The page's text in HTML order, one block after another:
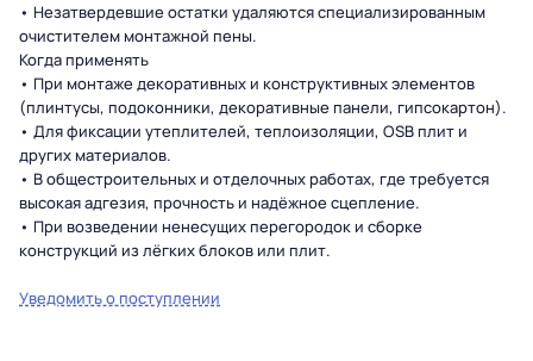
• Незатвердевшие остатки удаляются специализированным
очистителем монтажной пены.
Когда применять
• При монтаже декоративных и конструктивных элементов
(плинтусы, подоконники, декоративные панели, гипсокартон).
• Для фиксации утеплителей, теплоизоляции, OSB плит и
других материалов.
• В общестроительных и отделочных работах, где требуется
высокая адгезия, прочность и надёжное сцепление.
• При возведении ненесущих перегородок и сборке
конструкций из лёгких блоков или плит.
Уведомить о поступлении